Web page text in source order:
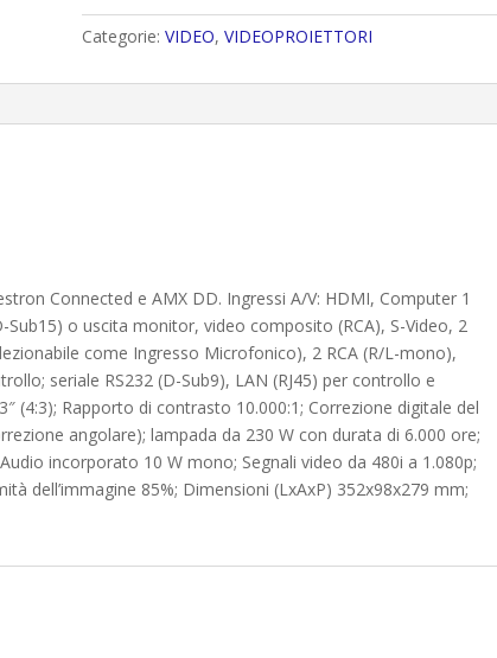
Categorie:VIDEO,VIDEOPROIETTORI
Connected e AMX DD. Ingressi A/V: HDMI, Computer 1
o uscita monitor, video composito (RCA), S-Video, 2
come Ingresso Microfonico), 2 RCA (R/L-mono),
seriale RS232 (D-Sub9), LAN (RJ45) per controllo e
(4:3); Rapporto di contrasto 10.000:1; Correzione digitale del
angolare); lampada da 230 W con durata di 6.000 ore;
incorporato 10 W mono; Segnali video da 480i a 1.080p;
dell’immagine 85%; Dimensioni (LxAxP) 352x98x279 mm;